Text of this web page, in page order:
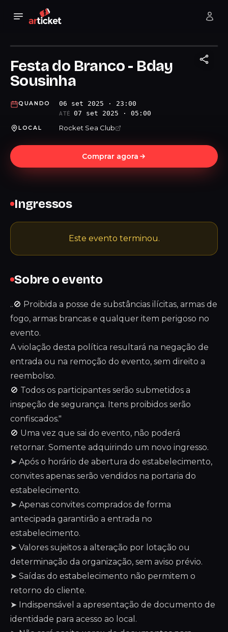
Festa do Branco - Bday
Sousinha
QUANDO 06 set 2025 · 23:00
ATÉ 07 set 2025 · 05:00
LOCAL Rocket Sea Club
Comprar agora
Sobre o evento
..🚫 Proibida a posse de substâncias ilícitas, armas de
fogo, armas brancas e qualquer item perigoso no
evento.
A violação desta política resultará na negação de
entrada ou na remoção do evento, sem direito a
reembolso.
🚫 Todos os participantes serão submetidos a
inspeção de segurança. Itens proibidos serão
confiscados."
🚫 Uma vez que sai do evento, não poderá
retornar. Somente adquirindo um novo ingresso.
➤ Após o horário de abertura do estabelecimento,
convites apenas serão vendidos na portaria do
estabelecimento.
➤ Apenas convites comprados de forma
antecipada garantirão a entrada no
estabelecimento.
➤ Valores sujeitos a alteração por lotação ou
determinação da organização, sem aviso prévio.
➤ Saídas do estabelecimento não permitem o
retorno do cliente.
➤ Indispensável a apresentação de documento de
identidade para acesso ao local.
Ingressos
Este evento terminou.